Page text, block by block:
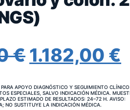
€ EL
ORIGINAL
1.182,00 €
APOYO DIAGNÓSTICO Y SEGUIMIENTO
ESPECIALES, SALVO INDICACIÓN MÉDICA.
ESTIMADO DE RESULTADOS: 24–72 H. AVISO:
NO SUSTITUYE LA INDICACIÓN MÉDICA.